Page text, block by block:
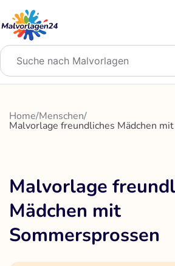
Inhalt
springen
Home/Menschen/
Malvorlage freundliches Mädchen
Malvorlage
Mädchen mit
Sommersprossen